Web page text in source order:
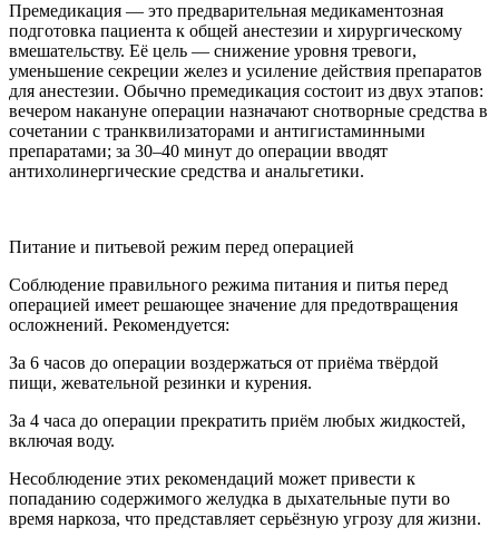
Премедикация — это предварительная медикаментозная
подготовка пациента к общей анестезии и хирургическому
вмешательству. Её цель — снижение уровня тревоги,
уменьшение секреции желез и усиление действия препаратов
для анестезии. Обычно премедикация состоит из двух этапов:
вечером накануне операции назначают снотворные средства в
сочетании с транквилизаторами и антигистаминными
препаратами; за 30–40 минут до операции вводят
антихолинергические средства и анальгетики.
Питание и питьевой режим перед операцией
Соблюдение правильного режима питания и питья перед
операцией имеет решающее значение для предотвращения
осложнений. Рекомендуется:
За 6 часов до операции воздержаться от приёма твёрдой
пищи, жевательной резинки и курения.
За 4 часа до операции прекратить приём любых жидкостей,
включая воду.
Несоблюдение этих рекомендаций может привести к
попаданию содержимого желудка в дыхательные пути во
время наркоза, что представляет серьёзную угрозу для жизни.